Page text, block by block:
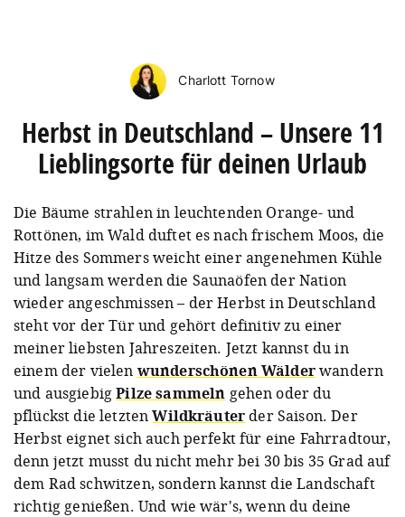
Charlott Tornow
Herbst in Deutschland – Unsere 11
Lieblingsorte für deinen Urlaub
Die Bäume strahlen in leuchtenden Orange- und
Rottönen, im Wald duftet es nach frischem Moos, die
Hitze des Sommers weicht einer angenehmen Kühle
und langsam werden die Saunaöfen der Nation
wieder angeschmissen – der Herbst in Deutschland
steht vor der Tür und gehört definitiv zu einer
meiner liebsten Jahreszeiten. Jetzt kannst du in
einem der vielen wunderschönen Wälderwandern
und ausgiebigPilze sammeln gehen oder du
pflückst die letztenWildkräuter der Saison. Der
Herbst eignet sich auch perfekt für eine Fahrradtour,
denn jetzt musst du nicht mehr bei 30 bis 35 Grad auf
dem Rad schwitzen, sondern kannst die Landschaft
richtig genießen. Und wie wär's, wenn du deine